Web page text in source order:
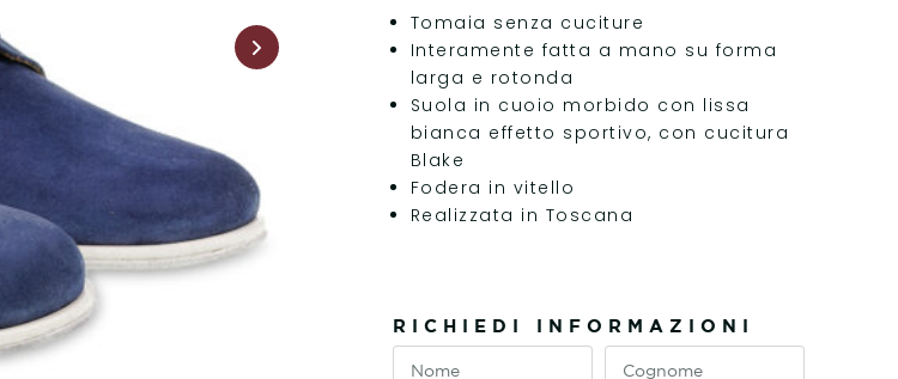
Tomaia senza cuciture
Interamente fatta a mano su forma
larga e rotonda
Suola in cuoio morbido con lissa
bianca effetto sportivo, con cucitura
Blake
Fodera in vitello
Realizzata in Toscana
RICHIEDI INFORMAZIONI